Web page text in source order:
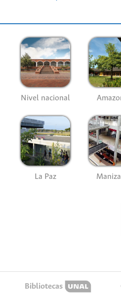
Nivel nacional
La Paz
Bibliotecas